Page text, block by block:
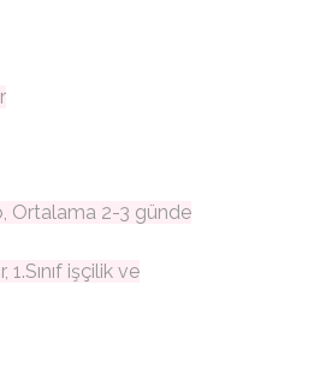
Ortalama 2-3 günde
işçilik ve